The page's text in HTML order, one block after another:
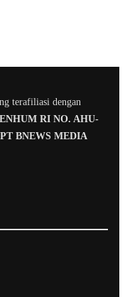
terafiliasi dengan
RI NO. AHU-
PT BNEWS MEDIA